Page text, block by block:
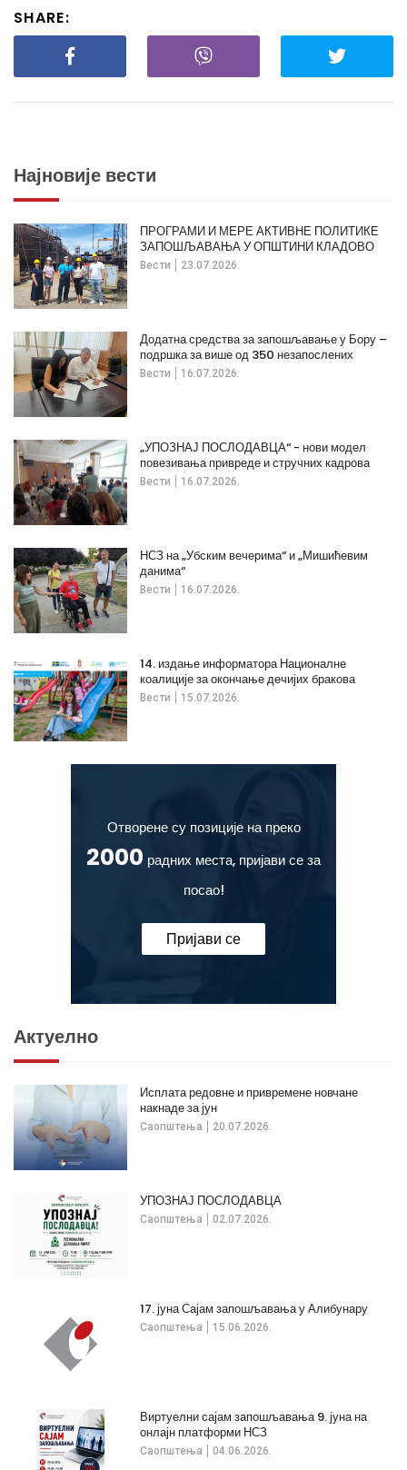
SHARE:
Најновије вести
Вести 23.07.2026.
ПРОГРАМИ И МЕРЕ АКТИВНЕ ПОЛИТИКЕ
ЗАПОШЉАВАЊА У ОПШТИНИ КЛАДОВО
Вести 16.07.2026.
Додатна средства за запошљавање у Бору –
подршка за више од 350 незапослених
Вести 16.07.2026.
„УПОЗНАЈ ПОСЛОДАВЦА“ - нови модел
повезивања привреде и стручних кадрова
Вести 16.07.2026.
НСЗ на „Убским вечерима“ и „Мишићевим
данима“
Вести 15.07.2026.
14. издање информатора Националне
коалиције за окончање дечијих бракова
Отворене су позиције на преко
2000 радних места, пријави се за
посао!
Пријави се
Актуелно
Саопштења 20.07.2026.
Исплата редовне и привремене новчане
накнаде за јун
Саопштења 02.07.2026.
УПОЗНАЈ ПОСЛОДАВЦА
Саопштења 15.06.2026.
17. јуна Сајам запошљавања у Алибунару
Саопштења 04.06.2026.
Виртуелни сајам запошљавања 9. јуна на
онлајн платформи НСЗ